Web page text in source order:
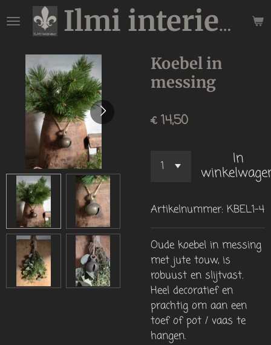
direct
hoofdinhoud
Ilmi interieur
Koebel in
messing
€ 14,50
In
Artikelnummer: KBEL1-4
Oude koebel in messing
met jute touw, is
robuust en slijtvast.
Heel decoratief en
prachtig om aan een
toef of pot / vaas te
hangen.